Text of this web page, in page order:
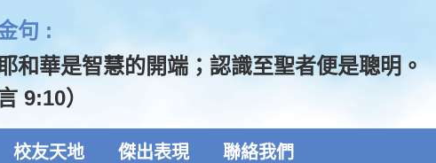
句 :
和華是智慧的開端；認識至聖者便是聰明。
9:10）
校友天地 傑出表現 聯絡我們